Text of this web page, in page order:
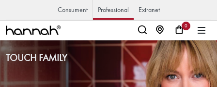
Consument Professional Extranet
0
TOUCH FAMILY